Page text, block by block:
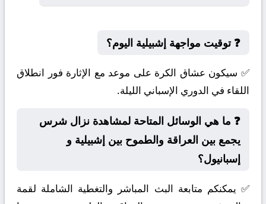
❓ توقيت مواجهة إشبيلية اليوم؟
✅ سيكون عشاق الكرة على موعد مع الإثارة فور انطلاق
اللقاء في الدوري الإسباني الليلة.
❓ ما هي الوسائل المتاحة لمشاهدة نزال شرس
يجمع بين العراقة والطموح بين إشبيلية و
إسبانيول؟
✅ يمكنكم متابعة البث المباشر والتغطية الشاملة لقمة